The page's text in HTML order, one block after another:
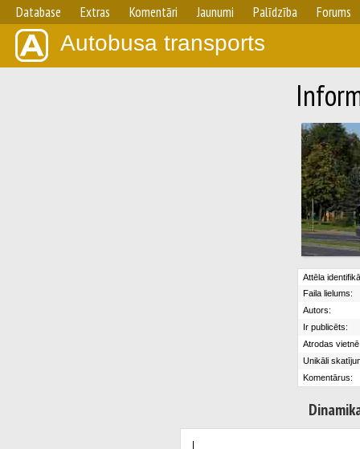
Database Extras Komentāri Jaunumi Palīdzība Forums
Autobusa transports
Attēla
Faila lielums:
Autors:
Ir publicēts:
Atrodas
Unikāli
Komentārus: